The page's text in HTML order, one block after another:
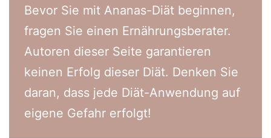
Bevor Sie mit Ananas-Diät beginnen,
fragen Sie einen Ernährungsberater.
Autoren dieser Seite garantieren
keinen Erfolg dieser Diät. Denken Sie
daran, dass jede Diät-Anwendung auf
eigene Gefahr erfolgt!